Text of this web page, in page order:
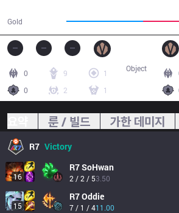
Gold
0 9
1
0
2 1
Object
룬 / 빌드 가한 데미지
R7 Victory
16
R7SoHwan
2 / 2 / 53.50
15
R7Oddie
7 / 1 / 411.00